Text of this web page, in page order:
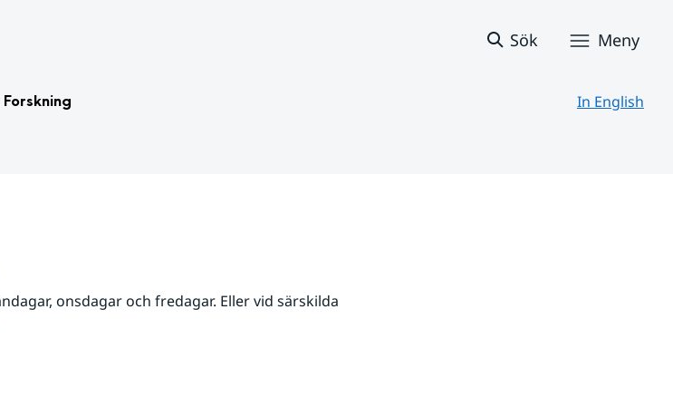
Sök Meny
Forskning In English
onsdagar och fredagar. Eller vid särskilda